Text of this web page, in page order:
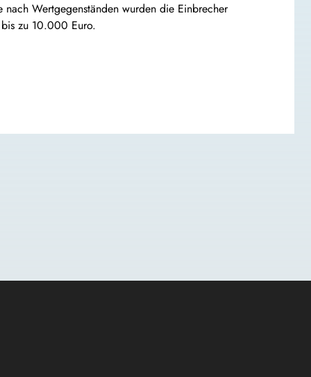
Wertgegenständen wurden die Einbrecher
zu 10.000 Euro.